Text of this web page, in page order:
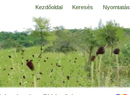
Kezdőoldal Keresés Nyomtatás